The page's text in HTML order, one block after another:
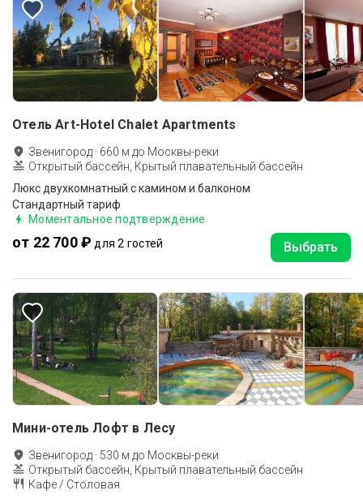
Отель Art-Hotel Chalet Apartments
Звенигород · 660 м до Москвы-реки
Открытый бассейн, Крытый плавательный бассейн
Люкс двухкомнатный с камином и балконом
Стандартный тариф
Моментальное подтверждение
от 22 700 ₽ для 2 гостей Выбрать
Мини-отель Лофт в Лесу
Звенигород · 530 м до Москвы-реки
Открытый бассейн, Крытый плавательный бассейн
Кафе / Столовая